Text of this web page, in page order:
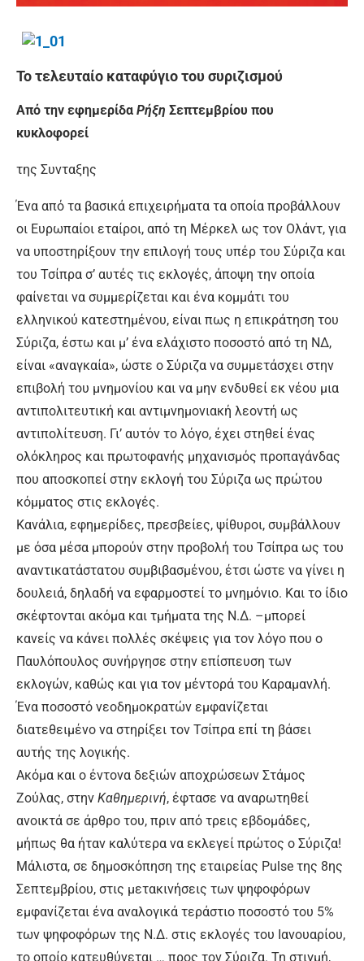
Το τελευταίο καταφύγιο του συριζισμού
Από την εφημερίδα Ρήξη Σεπτεμβρίου που
κυκλοφορεί
της Συνταξης
Ένα από τα βασικά επιχειρήματα τα οποία προβάλλουν
οι Ευρωπαίοι εταίροι, από τη Μέρκελ ως τον Ολάντ, για
να υποστηρίξουν την επιλογή τους υπέρ του Σύριζα και
του Τσίπρα σ’ αυτές τις εκλογές, άποψη την οποία
φαίνεται να συμμερίζεται και ένα κομμάτι του
ελληνικού κατεστημένου, είναι πως η επικράτηση του
Σύριζα, έστω και μ’ ένα ελάχιστο ποσοστό από τη ΝΔ,
είναι «αναγκαία», ώστε ο Σύριζα να συμμετάσχει στην
επιβολή του μνημονίου και να μην ενδυθεί εκ νέου μια
αντιπολιτευτική και αντιμνημονιακή λεοντή ως
αντιπολίτευση. Γι’ αυτόν το λόγο, έχει στηθεί ένας
ολόκληρος και πρωτοφανής μηχανισμός προπαγάνδας
που αποσκοπεί στην εκλογή του Σύριζα ως πρώτου
κόμματος στις εκλογές.
Κανάλια, εφημερίδες, πρεσβείες, ψίθυροι, συμβάλλουν
με όσα μέσα μπορούν στην προβολή του Τσίπρα ως του
αναντικατάστατου συμβιβασμένου, έτσι ώστε να γίνει η
δουλειά, δηλαδή να εφαρμοστεί το μνημόνιο. Και το ίδιο
σκέφτονται ακόμα και τμήματα της Ν.Δ. –μπορεί
κανείς να κάνει πολλές σκέψεις για τον λόγο που ο
Παυλόπουλος συνήργησε στην επίσπευση των
εκλογών, καθώς και για τον μέντορά του Καραμανλή.
Ένα ποσοστό νεοδημοκρατών εμφανίζεται
διατεθειμένο να στηρίξει τον Τσίπρα επί τη βάσει
αυτής της λογικής.
Ακόμα και ο έντονα δεξιών αποχρώσεων Στάμος
Ζούλας, στην Καθημερινή, έφτασε να αναρωτηθεί
ανοικτά σε άρθρο του, πριν από τρεις εβδομάδες,
μήπως θα ήταν καλύτερα να εκλεγεί πρώτος ο Σύριζα!
Μάλιστα, σε δημοσκόπηση της εταιρείας Pulse της 8ης
Σεπτεμβρίου, στις μετακινήσεις των ψηφοφόρων
εμφανίζεται ένα αναλογικά τεράστιο ποσοστό του 5%
των ψηφοφόρων της Ν.Δ. στις εκλογές του Ιανουαρίου,
το οποίο κατευθύνεται … προς τον Σύριζα. Τη στιγμή,